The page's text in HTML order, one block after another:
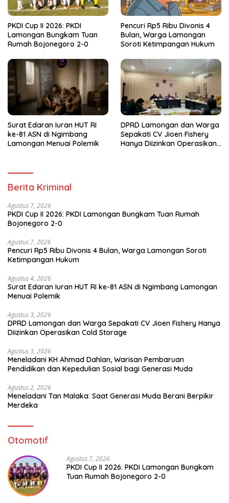
PKDI Cup II 2026: PKDI
Lamongan Bungkam Tuan
Rumah Bojonegoro 2-0
Pencuri Rp5 Ribu Divonis 4
Bulan, Warga Lamongan
Soroti Ketimpangan Hukum
Surat Edaran Iuran HUT RI
ke-81 ASN di Ngimbang
Lamongan Menuai Polemik
DPRD Lamongan dan Warga
Sepakati CV Jioen Fishery
Hanya Diizinkan Operasikan
Berita Kriminal
Agustus 7, 2026
PKDI Cup II 2026: PKDI Lamongan Bungkam Tuan Rumah
Bojonegoro 2-0
Agustus 7, 2026
Pencuri Rp5 Ribu Divonis 4 Bulan, Warga Lamongan Soroti
Ketimpangan Hukum
Agustus 4, 2026
Surat Edaran Iuran HUT RI ke-81 ASN di Ngimbang Lamongan
Menuai Polemik
Agustus 3, 2026
DPRD Lamongan dan Warga Sepakati CV Jioen Fishery Hanya
Diizinkan Operasikan Cold Storage
Agustus 3, 2026
Meneladani KH Ahmad Dahlan, Warisan Pembaruan
Pendidikan dan Kepedulian Sosial bagi Generasi Muda
Agustus 2, 2026
Meneladani Tan Malaka: Saat Generasi Muda Berani Berpikir
Merdeka
Otomotif
Agustus 7, 2026
PKDI Cup II 2026: PKDI Lamongan Bungkam
Tuan Rumah Bojonegoro 2-0